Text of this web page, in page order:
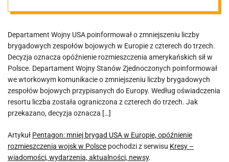
rozmieszczenia
wojsk w Polsce
Departament Wojny USA poinformował o zmniejszeniu liczby
brygadowych zespołów bojowych w Europie z czterech do trzech.
Decyzja oznacza opóźnienie rozmieszczenia amerykańskich sił w
Polsce. Departament Wojny Stanów Zjednoczonych poinformował
we wtorkowym komunikacie o zmniejszeniu liczby brygadowych
zespołów bojowych przypisanych do Europy. Według oświadczenia
resortu liczba została ograniczona z czterech do trzech. Jak
przekazano, decyzja oznacza […]
Artykuł Pentagon: mniej brygad USA w Europie, opóźnienie
rozmieszczenia wojsk w Polsce pochodzi z serwisu Kresy –
wiadomości, wydarzenia, aktualności, newsy.